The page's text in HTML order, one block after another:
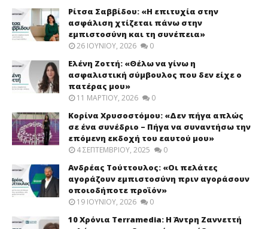
Ρίτσα Σαββίδου: «Η επιτυχία στην
ασφάλιση χτίζεται πάνω στην
εμπιστοσύνη και τη συνέπεια»
26 ΙΟΥΝΊΟΥ, 2026 0
Ελένη Ζοττή: «Θέλω να γίνω η
ασφαλιστική σύμβουλος που δεν είχε ο
πατέρας μου»
11 ΜΑΡΤΊΟΥ, 2026 0
Κορίνα Χρυσοστόμου: «Δεν πήγα απλώς
σε ένα συνέδριο – Πήγα να συναντήσω την
επόμενη εκδοχή του εαυτού μου»
4 ΣΕΠΤΕΜΒΡΊΟΥ, 2025 0
Ανδρέας Τούττουλος: «Οι πελάτες
αγοράζουν εμπιστοσύνη πριν αγοράσουν
οποιοδήποτε προϊόν»
19 ΙΟΥΝΊΟΥ, 2026 0
10 Χρόνια Terramedia: Η Άντρη Ζαννεττή